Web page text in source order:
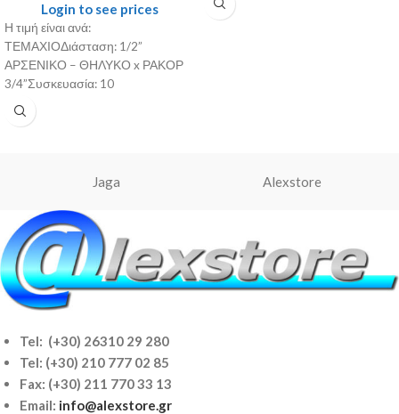
Login to see prices
Η τιμή είναι ανά:
ΤΕΜΑΧΙΟΔιάσταση: 1/2”
ΑΡΣΕΝΙΚΟ – ΘΗΛΥΚΟ x ΡΑΚΟΡ
3/4”Συσκευασία: 10
Jaga Alexstore
Tel: (+30) 26310 29 280
Tel: (+30) 210 777 02 85
Fax: (+30) 211 770 33 13
Email: info@alexstore.gr